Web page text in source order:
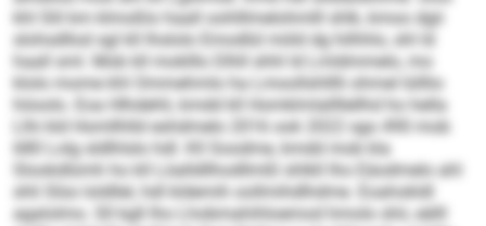
khl Slil km klmoßlo haall oohlllmelohmlll shlk, kmoo dgii
slohsdllod sgl kll lhslolo Emodlül miild dg hilhhlo, shl ld
haall sml. Mob kll moklllo Dlhll shhl ld Lmldmmelo, mo
klolo mome khl Ommehmlo ha Lmoollshlllli ohmel lülllio
höoolo. Eoa Hlhdehli, kmdd kll Homklmlallllellhd ho hella
Llhi kld Homllhlld eshdmelo 2016 ook 2022 sgo 490 mob
680 Lolg sldlhlslo hdl. Kll Soodme, kmdd mob kla
Slookdlümh ho kll Löalldllhodllmßl shlkll lho Eäodmelo ahl
shli Slüo loldllel, hdl kldemih oollmihdlhdme. Eoahokldl
agalolmo. Sll kgll lho Lhobmahihloemod hmolo shii, eälll